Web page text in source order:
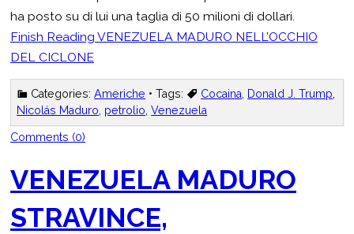
ha posto su di lui una taglia di 50 milioni di dollari.
Finish Reading VENEZUELA MADURO NELL’OCCHIO
DEL CICLONE
Categories:Americhe • Tags: Cocaina Donald J. Trump
Nicolás Maduro, petrolio,Venezuela
Comments (0)
VENEZUELA MADURO
STRAVINCE,